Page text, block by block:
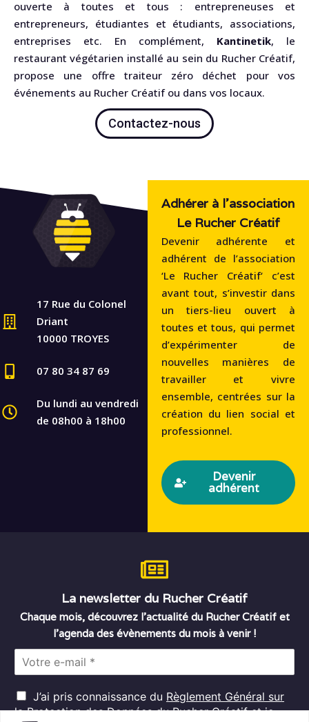
ouverte à toutes et tous : entrepreneuses et
entrepreneurs, étudiantes et étudiants, associations,
entreprises etc. En complément, Kantinetik, le
restaurant végétarien installé au sein du Rucher Créatif,
propose une offre traiteur zéro déchet pour vos
événements au Rucher Créatif ou dans vos locaux.
Contactez-nous
17 Rue du Colonel
Driant
10000 TROYES
07 80 34 87 69
Du lundi au vendredi
de 08h00 à 18h00
Adhérer à l'association
Le Rucher Créatif
Devenir adhérente et
adhérent de l’association
‘Le Rucher Créatif‘ c’est
avant tout, s’investir dans
un tiers-lieu ouvert à
toutes et tous, qui permet
d’expérimenter de
nouvelles manières de
travailler et vivre
ensemble, centrées sur la
création du lien social et
professionnel.
Devenir
adhérent
La newsletter du Rucher Créatif
Chaque mois, découvrez l’actualité du Rucher Créatif et
l’agenda des évènements du mois à venir !
l
R
G
J’ai pris connaissance du Règlement Général sur
la Protection des Donnéesdu Rucher Créatif et je